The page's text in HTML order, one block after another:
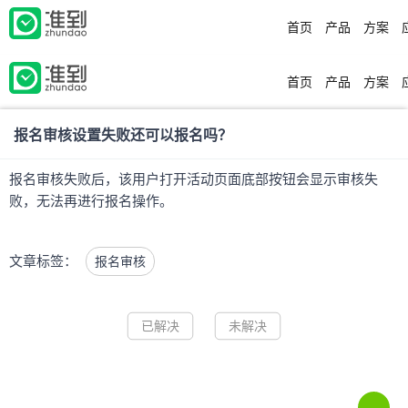
首页 产品 方案
首页 产品 方案
报名审核设置失败还可以报名吗？
报名审核失败后，该用户打开活动页面底部按钮会显示审核失
败，无法再进行报名操作。
文章标签： 报名审核
已解决 未解决